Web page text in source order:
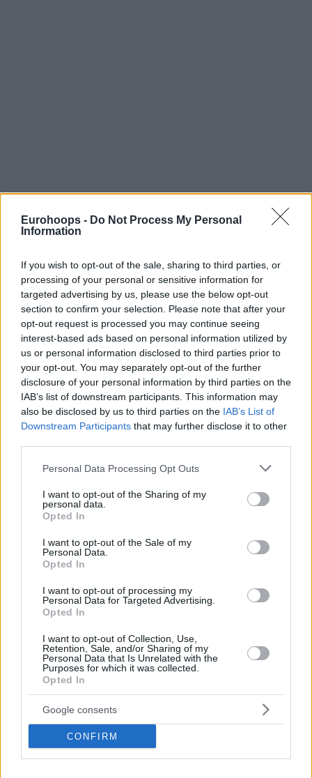
Eurohoops - Do Not Process My Personal
Information
If you wish to opt-out of the sale, sharing to third parties, or
processing of your personal or sensitive information for
targeted advertising by us, please use the below opt-out
section to confirm your selection. Please note that after your
opt-out request is processed you may continue seeing
interest-based ads based on personal information utilized by
us or personal information disclosed to third parties prior to
your opt-out. You may separately opt-out of the further
disclosure of your personal information by third parties on the
IAB’s list of downstream participants. This information may
also be disclosed by us to third parties on the IAB’s List of
Downstream Participants that may further disclose it to other
Please note that this website/app uses one or more Google
not limited to your visit or usage behaviour. You may click to
grant or deny consent to Google and its third-party tags to
use your data for below specified purposes in below Google
consent section.
Personal Data Processing Opt Outs
I want to opt-out of the Sharing of my
personal data.
Opted In
I want to opt-out of the Sale of my
Personal Data.
Opted In
I want to opt-out of processing my
Personal Data for Targeted Advertising.
Opted In
I want to opt-out of Collection, Use,
Retention, Sale, and/or Sharing of my
Personal Data that Is Unrelated with the
Purposes for which it was collected.
Opted In
Google consents
CONFIRM
Surne Bilbao consiguió un colchón de dos victorias en su
grupo al imponerse a domicilio por80-85al campeón
bosnio, elIgokea. El equipo de Jaume Ponsarnau está con
3-0, mientras que el resto de perseguidores se encuentran
con 1-2.
Lude Hakansoncontinuó su comienzo de la campaña 2022-
23 con 16 puntos y seis asistencias. Ignacio Rosaconsiguió
su mejor marca de la temporada con 17 puntos, todos ellos
en la primera mitad, mientras que canterano del Barça
Agustín Ubaly logró 8 puntos en su debut en la BCL.
Tras la derrota ante el Estrella Roja el lunes, el equipo
dirigido por Dragan Bajic estuvo por delante en el marcador
durante más de 22 minutos, pero no aguantó el ritmo del
equipo vasco en la recta final.
anotó siete
triples y un total de 25 puntos, pero no fue suficiente.
Con la previsión de queMario Nakicse pierda varios